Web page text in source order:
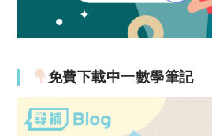
免費下載中一數學筆記